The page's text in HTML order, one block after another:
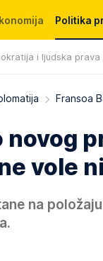
Politika
i ljudska prava
Fransoa
vole
na